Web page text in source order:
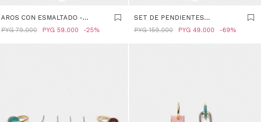
AROS CON ESMALTADO -
MULTICOLOR PYG 59.000
PYG 79.000 25
SET DE PENDIENTES
ASIMÉTRICOS - MULTICOLOR
PYG 49.000
PYG 159.000 69